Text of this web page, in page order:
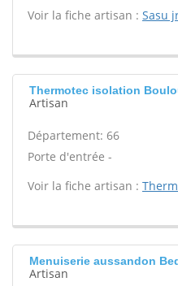
Voir la fiche artisan : Sasu
Thermotec isolation
Artisan
Département: 66
Porte d'entrée -
Voir la fiche artisan :
Menuiserie aussandon
Artisan